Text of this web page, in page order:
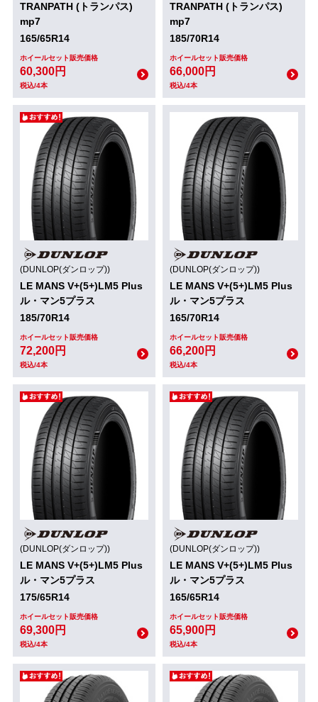
TRANPATH (トランパス)
mp7
165/65R14
ホイールセット販売価格
60,300円
税込/4本
TRANPATH (トランパス)
mp7
185/70R14
ホイールセット販売価格
66,000円
税込/4本
(DUNLOP(ダンロップ))
LE MANS V+(5+)LM5 Plus
ル・マン5プラス
185/70R14
ホイールセット販売価格
72,200円
税込/4本
(DUNLOP(ダンロップ))
LE MANS V+(5+)LM5 Plus
ル・マン5プラス
165/70R14
ホイールセット販売価格
66,200円
税込/4本
(DUNLOP(ダンロップ))
LE MANS V+(5+)LM5 Plus
ル・マン5プラス
175/65R14
ホイールセット販売価格
69,300円
税込/4本
(DUNLOP(ダンロップ))
LE MANS V+(5+)LM5 Plus
ル・マン5プラス
165/65R14
ホイールセット販売価格
65,900円
税込/4本